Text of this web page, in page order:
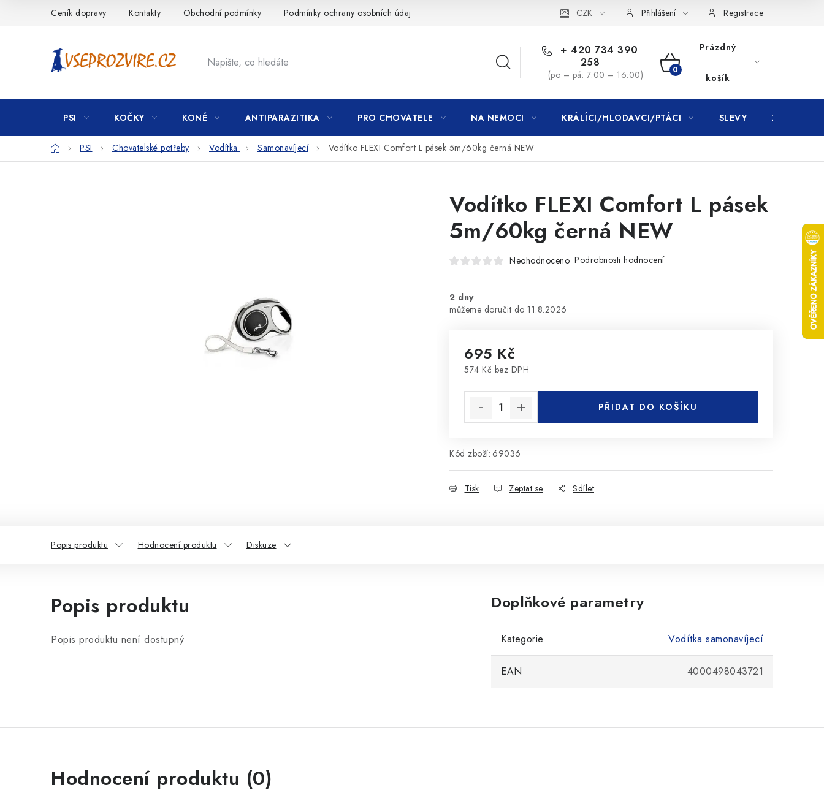
Ceník dopravy Kontakty Obchodní podmínky Podmínky ochrany osobních údajů CZK Přihlášení Registrace
+ 420 734 390
258
(po – pá: 7:00 – 16:00)
NÁKUPNÍ
KOŠÍK
Prázdný
košík
PSI KOČKY KONĚ ANTIPARAZITIKA PRO CHOVATELE NA NEMOCI KRÁLÍCI/HLODAVCI/PTÁCI SLEVY ZNAČKY
DomůPSI Chovatelské potřeby Vodítka Samonavíjecí Vodítko FLEXI Comfort L pásek 5m/60kg černá NEW
Vodítko FLEXI Comfort L pásek
5m/60kg černá NEW
Neohodnoceno Podrobnosti hodnocení
2 dny
11.8.2026
695 Kč
574 Kč bez DPH
PŘIDAT DO KOŠÍKU
Kód zboží: 69036
Tisk Zeptat se Sdílet
Popis produktu Hodnocení produktu Diskuze
Popis produktu
Popis produktu není dostupný
Doplňkové parametry
Kategorie Vodítka samonavíjecí
EAN 4000498043721
Hodnocení produktu (0)